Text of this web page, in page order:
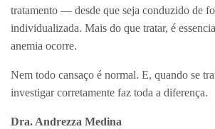
tratamento — desde que seja conduzido de
individualizada. Mais do que tratar, é
anemia ocorre.
Nem todo cansaço é normal. E, quando se
investigar corretamente faz toda a diferença.
Dra. Andrezza Medina